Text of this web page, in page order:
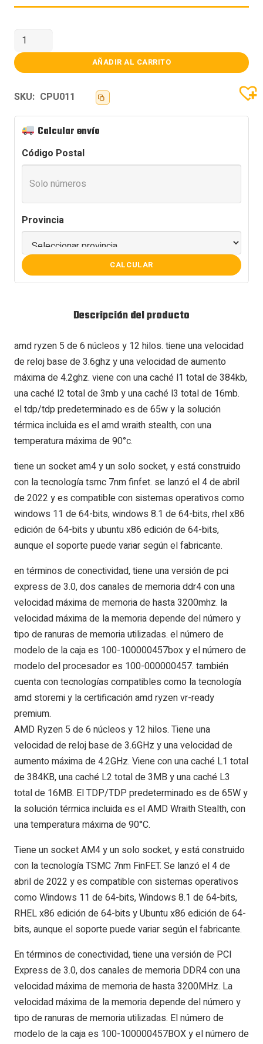
MICRO
AMD
RYZEN
5
5500
S/VIDEO
BOX
AÑADIR AL CARRITO
SKU: CPU011
Calcular envío
Código Postal
Provincia
CALCULAR
Descripción del producto
amd ryzen 5 de 6 núcleos y 12 hilos. tiene una velocidad
de reloj base de 3.6ghz y una velocidad de aumento
máxima de 4.2ghz. viene con una caché l1 total de 384kb,
una caché l2 total de 3mb y una caché l3 total de 16mb.
el tdp/tdp predeterminado es de 65w y la solución
térmica incluida es el amd wraith stealth, con una
temperatura máxima de 90°c.
tiene un socket am4 y un solo socket, y está construido
con la tecnología tsmc 7nm finfet. se lanzó el 4 de abril
de 2022 y es compatible con sistemas operativos como
windows 11 de 64-bits, windows 8.1 de 64-bits, rhel x86
edición de 64-bits y ubuntu x86 edición de 64-bits,
aunque el soporte puede variar según el fabricante.
en términos de conectividad, tiene una versión de pci
express de 3.0, dos canales de memoria ddr4 con una
velocidad máxima de memoria de hasta 3200mhz. la
velocidad máxima de la memoria depende del número y
tipo de ranuras de memoria utilizadas. el número de
modelo de la caja es 100-100000457box y el número de
modelo del procesador es 100-000000457. también
cuenta con tecnologías compatibles como la tecnología
amd storemi y la certificación amd ryzen vr-ready
premium.
AMD Ryzen 5 de 6 núcleos y 12 hilos. Tiene una
velocidad de reloj base de 3.6GHz y una velocidad de
aumento máxima de 4.2GHz. Viene con una caché L1 total
de 384KB, una caché L2 total de 3MB y una caché L3
total de 16MB. El TDP/TDP predeterminado es de 65W y
la solución térmica incluida es el AMD Wraith Stealth, con
una temperatura máxima de 90°C.
Tiene un socket AM4 y un solo socket, y está construido
con la tecnología TSMC 7nm FinFET. Se lanzó el 4 de
abril de 2022 y es compatible con sistemas operativos
como Windows 11 de 64-bits, Windows 8.1 de 64-bits,
RHEL x86 edición de 64-bits y Ubuntu x86 edición de 64-
bits, aunque el soporte puede variar según el fabricante.
En términos de conectividad, tiene una versión de PCI
Express de 3.0, dos canales de memoria DDR4 con una
velocidad máxima de memoria de hasta 3200MHz. La
velocidad máxima de la memoria depende del número y
tipo de ranuras de memoria utilizadas. El número de
modelo de la caja es 100-100000457BOX y el número de